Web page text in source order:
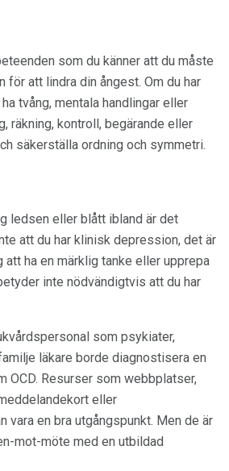
som du känner att du måste
för att lindra din ångest. Om du har
tvång, mentala handlingar eller
räkning, kontroll, begärande eller
säkerställa ordning och symmetri.
ledsen eller blått ibland är det
att du har klinisk depression, det är
ha en märklig tanke eller upprepa
inte nödvändigtvis att du har
som psykiater,
läkare borde diagnostisera en
OCD. Resurser som webbplatser,
eller
vara en bra utgångspunkt. Men de är
mot-möte med en utbildad